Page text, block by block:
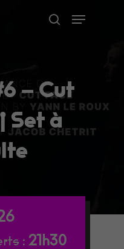
search
Menu
– Cut
Set à
: 21h30